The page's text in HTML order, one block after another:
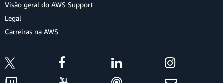
Visão geral do AWS Support
Legal
Carreiras na AWS